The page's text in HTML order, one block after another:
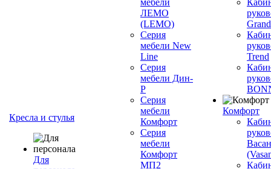
Кресла и стулья
Для
мебели
ЛЕМО
(LEMO)
Серия
мебели New
Line
Серия
мебели Дин-
Р
Серия
мебели
Комфорт
Серия
мебели
Комфорт
МП2
Grand
Trend
Комфорт